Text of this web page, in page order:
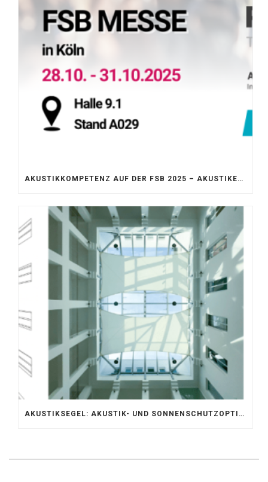
AKUSTIKKOMPETENZ AUF DER FSB 2025 – AKUSTIKELEMENTE FÜR DIE LEBENSRÄUME VON MORGEN
AKUSTIKSEGEL: AKUSTIK- UND SONNENSCHUTZOPTIMIERUNG IM ATRIUM DER UNIVERSITÄT BONN